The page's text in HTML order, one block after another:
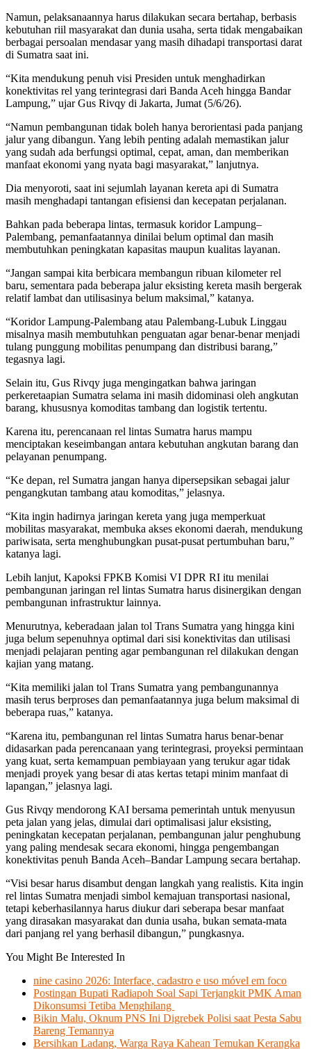
Namun, pelaksanaannya harus dilakukan secara bertahap, berbasis
kebutuhan riil masyarakat dan dunia usaha, serta tidak mengabaikan
berbagai persoalan mendasar yang masih dihadapi transportasi darat
di Sumatra saat ini.
“Kita mendukung penuh visi Presiden untuk menghadirkan
konektivitas rel yang terintegrasi dari Banda Aceh hingga Bandar
Lampung,” ujar Gus Rivqy di Jakarta, Jumat (5/6/26).
“Namun pembangunan tidak boleh hanya berorientasi pada panjang
jalur yang dibangun. Yang lebih penting adalah memastikan jalur
yang sudah ada berfungsi optimal, cepat, aman, dan memberikan
manfaat ekonomi yang nyata bagi masyarakat,” lanjutnya.
Dia menyoroti, saat ini sejumlah layanan kereta api di Sumatra
masih menghadapi tantangan efisiensi dan kecepatan perjalanan.
Bahkan pada beberapa lintas, termasuk koridor Lampung–
Palembang, pemanfaatannya dinilai belum optimal dan masih
membutuhkan peningkatan kapasitas maupun kualitas layanan.
“Jangan sampai kita berbicara membangun ribuan kilometer rel
baru, sementara pada beberapa jalur eksisting kereta masih bergerak
relatif lambat dan utilisasinya belum maksimal,” katanya.
“Koridor Lampung-Palembang atau Palembang-Lubuk Linggau
misalnya masih membutuhkan penguatan agar benar-benar menjadi
tulang punggung mobilitas penumpang dan distribusi barang,”
tegasnya lagi.
Selain itu, Gus Rivqy juga mengingatkan bahwa jaringan
perkeretaapian Sumatra selama ini masih didominasi oleh angkutan
barang, khususnya komoditas tambang dan logistik tertentu.
Karena itu, perencanaan rel lintas Sumatra harus mampu
menciptakan keseimbangan antara kebutuhan angkutan barang dan
pelayanan penumpang.
“Ke depan, rel Sumatra jangan hanya dipersepsikan sebagai jalur
pengangkutan tambang atau komoditas,” jelasnya.
“Kita ingin hadirnya jaringan kereta yang juga memperkuat
mobilitas masyarakat, membuka akses ekonomi daerah, mendukung
pariwisata, serta menghubungkan pusat-pusat pertumbuhan baru,”
katanya lagi.
Lebih lanjut, Kapoksi FPKB Komisi VI DPR RI itu menilai
pembangunan jaringan rel lintas Sumatra harus disinergikan dengan
pembangunan infrastruktur lainnya.
Menurutnya, keberadaan jalan tol Trans Sumatra yang hingga kini
juga belum sepenuhnya optimal dari sisi konektivitas dan utilisasi
menjadi pelajaran penting agar pembangunan rel dilakukan dengan
kajian yang matang.
“Kita memiliki jalan tol Trans Sumatra yang pembangunannya
masih terus berproses dan pemanfaatannya juga belum maksimal di
beberapa ruas,” katanya.
“Karena itu, pembangunan rel lintas Sumatra harus benar-benar
didasarkan pada perencanaan yang terintegrasi, proyeksi permintaan
yang kuat, serta kemampuan pembiayaan yang terukur agar tidak
menjadi proyek yang besar di atas kertas tetapi minim manfaat di
lapangan,” jelasnya lagi.
Gus Rivqy mendorong KAI bersama pemerintah untuk menyusun
peta jalan yang jelas, dimulai dari optimalisasi jalur eksisting,
peningkatan kecepatan perjalanan, pembangunan jalur penghubung
yang paling mendesak secara ekonomi, hingga pengembangan
konektivitas penuh Banda Aceh–Bandar Lampung secara bertahap.
“Visi besar harus disambut dengan langkah yang realistis. Kita ingin
rel lintas Sumatra menjadi simbol kemajuan transportasi nasional,
tetapi keberhasilannya harus diukur dari seberapa besar manfaat
yang dirasakan masyarakat dan dunia usaha, bukan semata-mata
dari panjang rel yang berhasil dibangun,” pungkasnya.
You Might Be Interested In
nine casino 2026: Interface, cadastro e uso móvel em foco
Postingan Bupati Radiapoh Soal Sapi Terjangkit PMK Aman
Dikonsumsi Tetiba Menghilang
Bikin Malu, Oknum PNS Ini Digrebek Polisi saat Pesta Sabu
Bareng Temannya
Bersihkan Ladang, Warga Raya Kahean Temukan Kerangka